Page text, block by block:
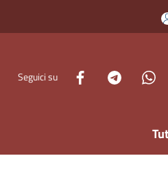
Seguici su